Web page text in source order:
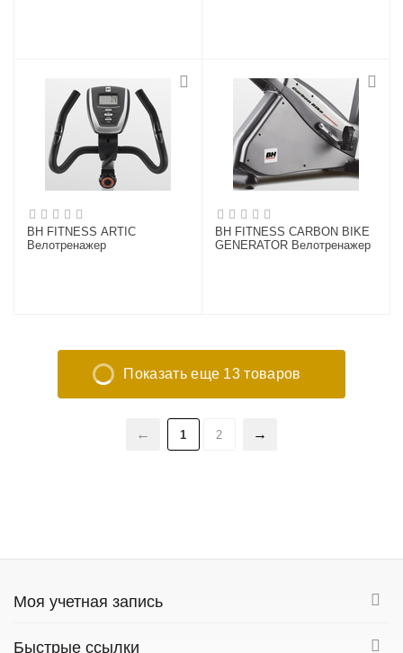
BH FITNESS ARTIC
Велотренажер
BH FITNESS CARBON BIKE
GENERATOR Велотренажер
Показать еще 13 товаров
1 2
Моя учетная запись
Быстрые ссылки